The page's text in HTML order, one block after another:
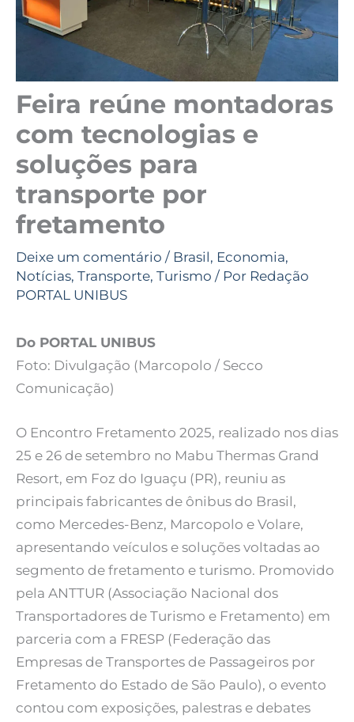
Feira reúne montadoras
com tecnologias e
soluções para
transporte por
fretamento
Deixe um comentário / Brasil, Economia,
Notícias, Transporte, Turismo / Por Redação
PORTAL UNIBUS
Do PORTAL UNIBUS
Foto: Divulgação (Marcopolo / Secco
Comunicação)
O Encontro Fretamento 2025, realizado nos dias
25 e 26 de setembro no Mabu Thermas Grand
Resort, em Foz do Iguaçu (PR), reuniu as
principais fabricantes de ônibus do Brasil,
como Mercedes-Benz, Marcopolo e Volare,
apresentando veículos e soluções voltadas ao
segmento de fretamento e turismo. Promovido
pela ANTTUR (Associação Nacional dos
Transportadores de Turismo e Fretamento) em
parceria com a FRESP (Federação das
Empresas de Transportes de Passageiros por
Fretamento do Estado de São Paulo), o evento
contou com exposições, palestras e debates